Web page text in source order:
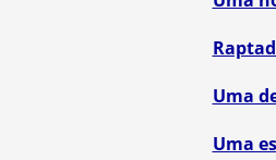
Uma
Uma